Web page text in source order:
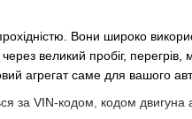
Вони широко
великий пробіг,
агрегат саме для вашого
за VIN-кодом, кодом